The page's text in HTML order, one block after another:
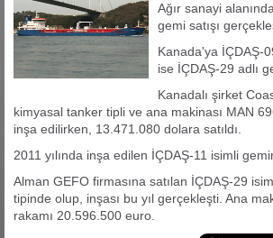
Ağır sanayi
gemi satışı
Kanada'ya İÇDAŞ-
ise İÇDAŞ-29 adlı
Kanadalı şirket
kimyasal tanker tipli ve ana makinası MAN
inşa edilirken, 13.471.080 dolara satıldı.
2011 yılında inşa edilen İÇDAŞ-11 isimli
Alman GEFO firmasına satılan İÇDAŞ-29
tipinde olup, inşası bu yıl gerçekleşti. Ana
rakamı 20.596.500 euro.